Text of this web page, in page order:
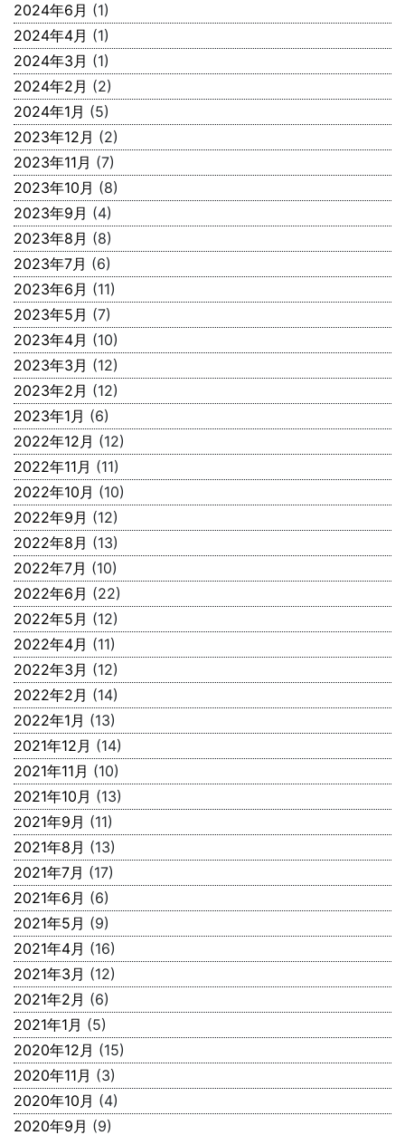
2024年6月 (1)
2024年4月 (1)
2024年3月 (1)
2024年2月 (2)
2024年1月 (5)
2023年12月 (2)
2023年11月 (7)
2023年10月 (8)
2023年9月 (4)
2023年8月 (8)
2023年7月 (6)
2023年6月 (11)
2023年5月 (7)
2023年4月 (10)
2023年3月 (12)
2023年2月 (12)
2023年1月 (6)
2022年12月 (12)
2022年11月 (11)
2022年10月 (10)
2022年9月 (12)
2022年8月 (13)
2022年7月 (10)
2022年6月 (22)
2022年5月 (12)
2022年4月 (11)
2022年3月 (12)
2022年2月 (14)
2022年1月 (13)
2021年12月 (14)
2021年11月 (10)
2021年10月 (13)
2021年9月 (11)
2021年8月 (13)
2021年7月 (17)
2021年6月 (6)
2021年5月 (9)
2021年4月 (16)
2021年3月 (12)
2021年2月 (6)
2021年1月 (5)
2020年12月 (15)
2020年11月 (3)
2020年10月 (4)
2020年9月 (9)